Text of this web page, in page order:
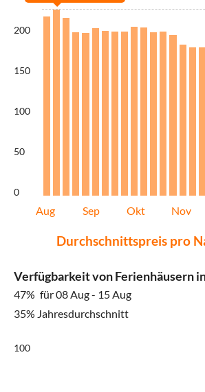
200
150
100
50
0
Aug Sep Okt Nov
Durchschnittspreis pro
Verfügbarkeit von Ferienhäusern
47% für 08 Aug - 15 Aug
35% Jahresdurchschnitt
100